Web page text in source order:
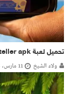
تحميل لعبة storyteller apk للاندرويد والكمبيوتر 2025 اخر اصدار
ولاء الشيخ 11 مارس، 2025